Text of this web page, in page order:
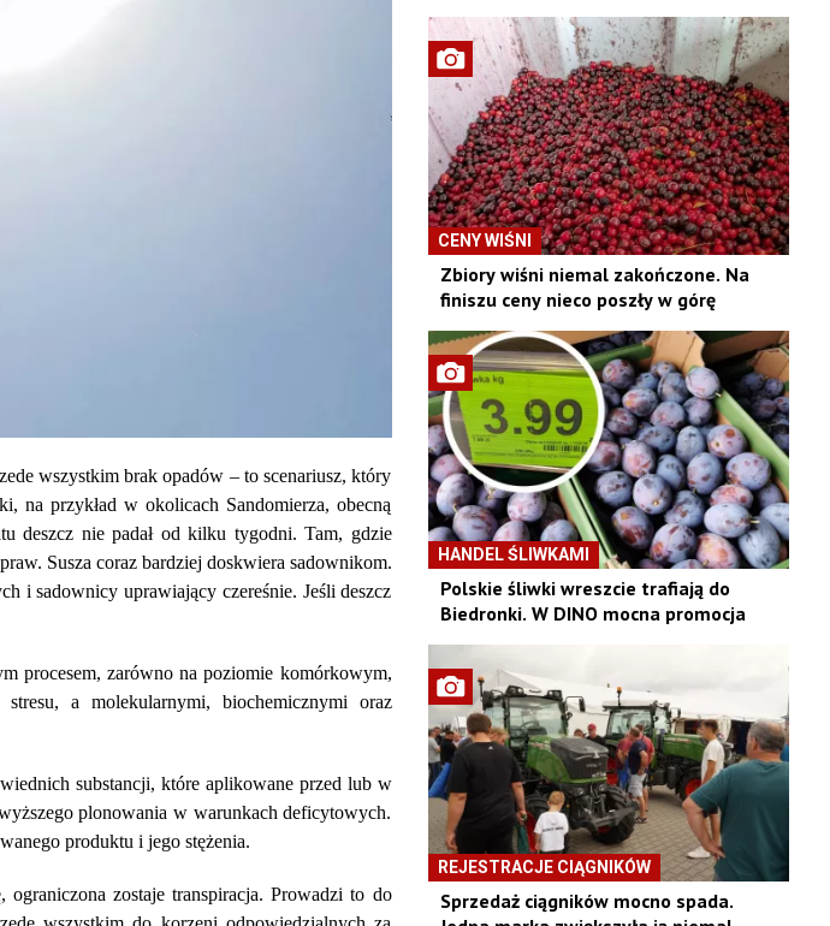
wszystkim brak opadów – to scenariusz, który
na przykład w okolicach Sandomierza, obecną
deszcz nie padał od kilku tygodni. Tam, gdzie
Susza coraz bardziej doskwiera sadownikom.
i sadownicy uprawiający czereśnie. Jeśli deszcz
procesem, zarówno na poziomie komórkowym,
a molekularnymi, biochemicznymi oraz
substancji, które aplikowane przed lub w
plonowania w warunkach deficytowych.
produktu i jego stężenia.
ograniczona zostaje transpiracja. Prowadzi to do
CENY WIŚNI
Zbiory wiśni niemal zakończone. Na
finiszu ceny nieco poszły w górę
HANDEL ŚLIWKAMI
Polskie śliwki wreszcie trafiają do
Biedronki. W DINO mocna promocja
REJESTRACJE CIĄGNIKÓW
Sprzedaż ciągników mocno spada.